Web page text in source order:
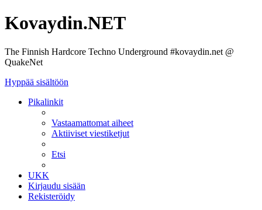
Kovaydin.NET
The Finnish Hardcore Techno Underground #kovaydin.net @
QuakeNet
Hyppää sisältöön
Pikalinkit
Vastaamattomat aiheet
Aktiiviset viestiketjut
Etsi
UKK
Kirjaudu sisään
Rekisteröidy